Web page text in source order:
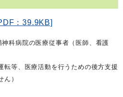
：39.9KB]
科病院の医療従事者（医師、看護
転等、医療活動を行うための後方支援
）